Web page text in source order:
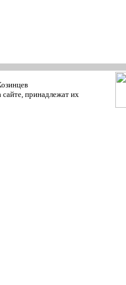
принадлежат их